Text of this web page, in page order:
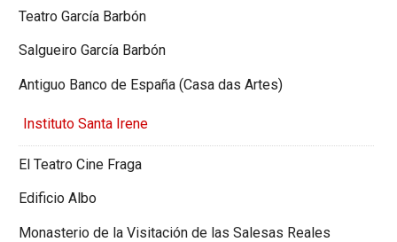
Teatro García Barbón
Salgueiro García Barbón
Antiguo Banco de España (Casa das Artes)
Instituto Santa Irene
El Teatro Cine Fraga
Edificio Albo
Monasterio de la Visitación de las Salesas Reales